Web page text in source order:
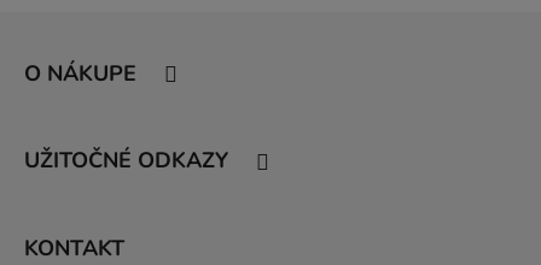
O NÁKUPE
UŽITOČNÉ ODKAZY
KONTAKT